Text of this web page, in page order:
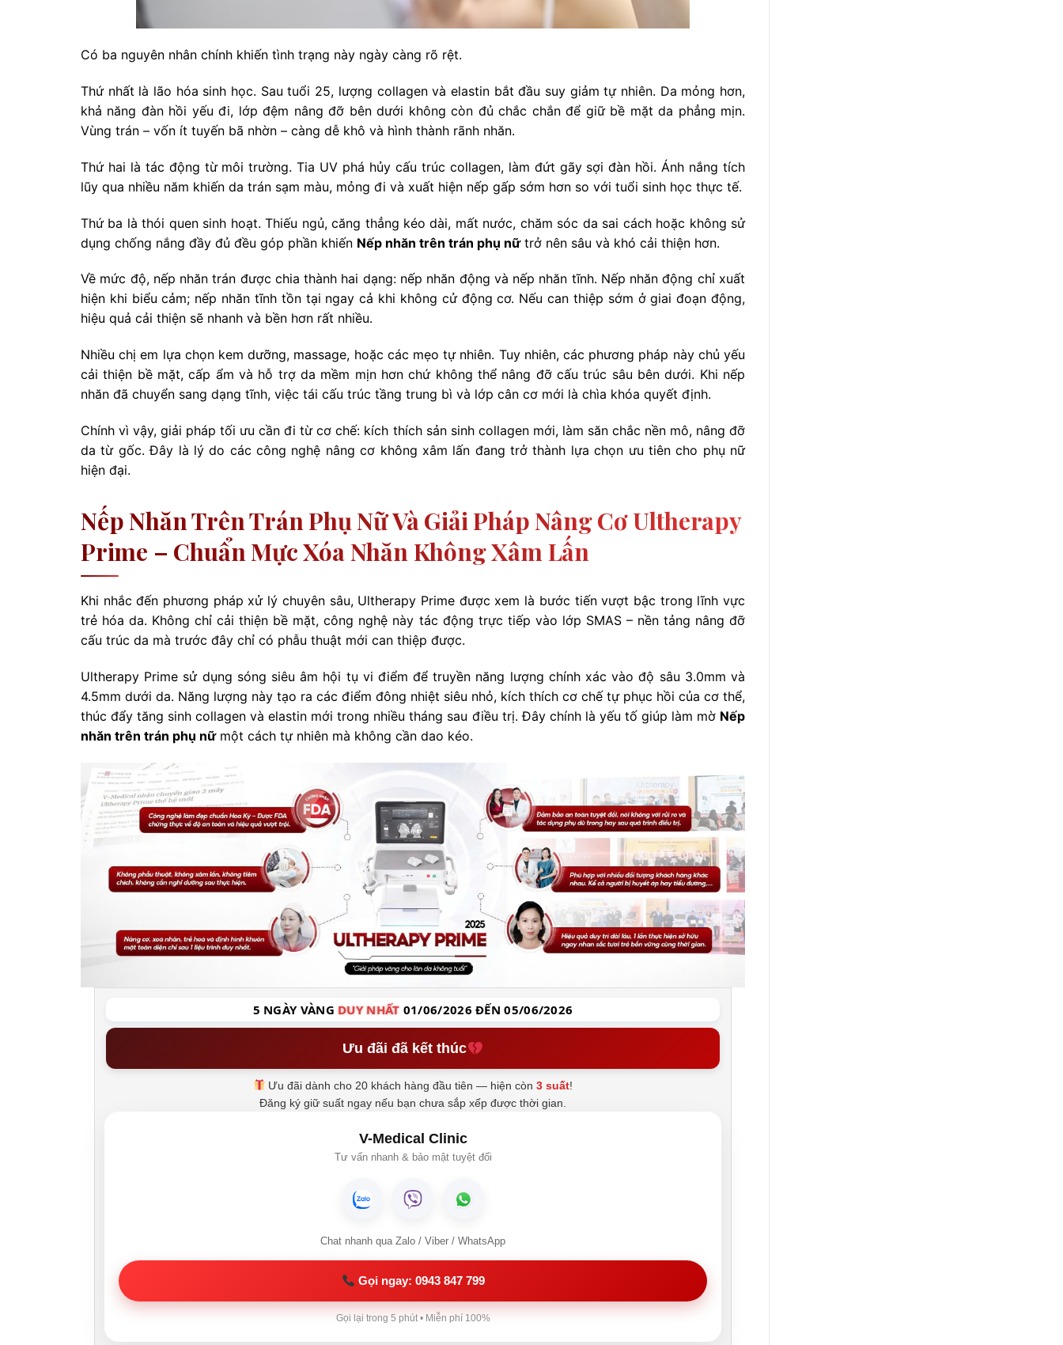
Có ba nguyên nhân chính khiến tình trạng này ngày càng rõ rệt.
Thứ nhất là lão hóa sinh học. Sau tuổi 25, lượng collagen và elastin bắt đầu suy giảm tự nhiên. Da mỏng hơn,
khả năng đàn hồi yếu đi, lớp đệm nâng đỡ bên dưới không còn đủ chắc chắn để giữ bề mặt da phẳng mịn.
Vùng trán – vốn ít tuyến bã nhờn – càng dễ khô và hình thành rãnh nhăn.
Thứ hai là tác động từ môi trường. Tia UV phá hủy cấu trúc collagen, làm đứt gãy sợi đàn hồi. Ánh nắng tích
lũy qua nhiều năm khiến da trán sạm màu, mỏng đi và xuất hiện nếp gấp sớm hơn so với tuổi sinh học thực tế.
Thứ ba là thói quen sinh hoạt. Thiếu ngủ, căng thẳng kéo dài, mất nước, chăm sóc da sai cách hoặc không sử
dụng chống nắng đầy đủ đều góp phần khiến Nếp nhăn trên trán phụ nữtrở nên sâu và khó cải thiện hơn.
Về mức độ, nếp nhăn trán được chia thành hai dạng: nếp nhăn động và nếp nhăn tĩnh. Nếp nhăn động chỉ xuất
hiện khi biểu cảm; nếp nhăn tĩnh tồn tại ngay cả khi không cử động cơ. Nếu can thiệp sớm ở giai đoạn động,
hiệu quả cải thiện sẽ nhanh và bền hơn rất nhiều.
Nhiều chị em lựa chọn kem dưỡng, massage, hoặc các mẹo tự nhiên. Tuy nhiên, các phương pháp này chủ yếu
cải thiện bề mặt, cấp ẩm và hỗ trợ da mềm mịn hơn chứ không thể nâng đỡ cấu trúc sâu bên dưới. Khi nếp
nhăn đã chuyển sang dạng tĩnh, việc tái cấu trúc tầng trung bì và lớp cân cơ mới là chìa khóa quyết định.
Chính vì vậy, giải pháp tối ưu cần đi từ cơ chế: kích thích sản sinh collagen mới, làm săn chắc nền mô, nâng đỡ
da từ gốc. Đây là lý do các công nghệ nâng cơ không xâm lấn đang trở thành lựa chọn ưu tiên cho phụ nữ
hiện đại.
Nếp Nhăn Trên Trán Phụ Nữ Và Giải Pháp Nâng Cơ Ultherapy
Prime – Chuẩn Mực Xóa Nhăn Không Xâm Lấn
Khi nhắc đến phương pháp xử lý chuyên sâu, Ultherapy Prime được xem là bước tiến vượt bậc trong lĩnh vực
trẻ hóa da. Không chỉ cải thiện bề mặt, công nghệ này tác động trực tiếp vào lớp SMAS – nền tảng nâng đỡ
cấu trúc da mà trước đây chỉ có phẫu thuật mới can thiệp được.
Ultherapy Prime sử dụng sóng siêu âm hội tụ vi điểm để truyền năng lượng chính xác vào độ sâu 3.0mm và
4.5mm dưới da. Năng lượng này tạo ra các điểm đông nhiệt siêu nhỏ, kích thích cơ chế tự phục hồi của cơ thể,
thúc đẩy tăng sinh collagen và elastin mới trong nhiều tháng sau điều trị. Đây chính là yếu tố giúp làm mờ Nếp
nhăn trên trán phụ nữmột cách tự nhiên mà không cần dao kéo.
5 NGÀY VÀNGDUY NHẤT 01/06/2026 ĐẾN 05/06/2026
Ưu đãi đã kết thúc
Ưu đãi dành cho 20 khách hàng đầu tiên — hiện còn3 suất!
Đăng ký giữ suất ngay nếu bạn chưa sắp xếp được thời gian.
V-Medical Clinic
Tư vấn nhanh & bảo mật tuyệt đối
Chat nhanh qua Zalo / Viber / WhatsApp
Gọi ngay: 0943 847 799
Gọi lại trong 5 phút • Miễn phí 100%